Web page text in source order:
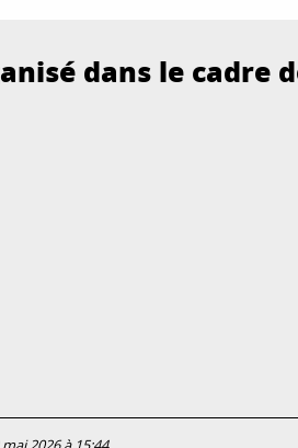
dans le cadre